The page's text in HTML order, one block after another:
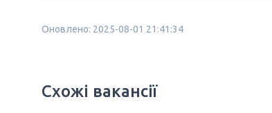
Оновлено: 2025-08-01 21:41:34
Схожі вакансії